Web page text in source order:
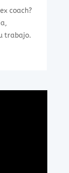
coach?
trabajo.